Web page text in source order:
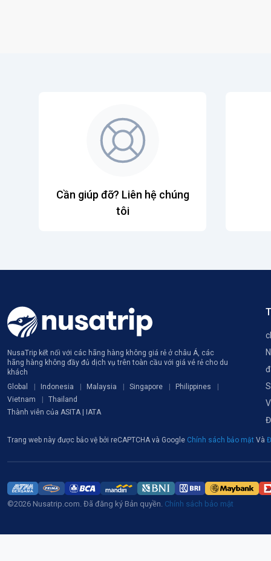
Cần giúp đỡ? Liên hệ chúng
tôi
NusaTrip kết nối với các hãng hàng không giá rẻ ở châu Á, các
hãng hàng không đầy đủ dịch vụ trên toàn cầu với giá vé rẻ cho du
khách
Global
Indonesia Malaysia Singapore
Philippines
Vietnam
Thailand
Thành viên của ASITA | IATA
Trang web này được bảo vệ bởi reCAPTCHA và Google Chính sách bảo mật Và
©2026 Nusatrip.com. Đã đăng ký Bản quyền. Chính sách bảo mật